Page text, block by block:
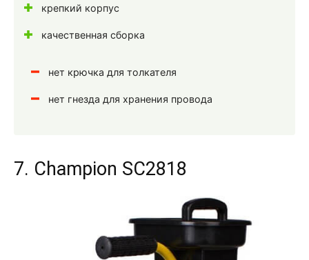
крепкий корпус
качественная сборка
нет крючка для толкателя
нет гнезда для хранения провода
7. Champion SC2818